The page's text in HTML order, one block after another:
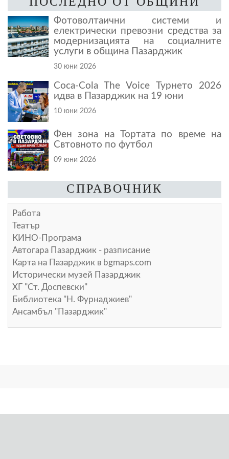
Фотоволтаични системи и
електрически превозни средства за
модернизацията на социалните
услуги в община Пазарджик
30 юни 2026
Coca-Cola The Voice Турнето 2026
идва в Пазарджик на 19 юни
10 юни 2026
Фен зона на Тортата по време на
Свтовното по футбол
09 юни 2026
СПРАВОЧНИК
Работа
Театър
КИНО-Програма
Автогара Пазарджик - разписание
Карта на Пазарджик в bgmaps.com
Исторически музей Пазарджик
ХГ "Ст. Доспевски"
Библиотека "Н. Фурнаджиев"
Ансамбъл "Пазарджик"